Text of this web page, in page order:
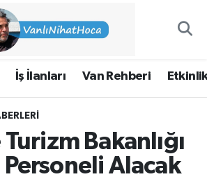
İş İlanları Van Rehberi
Bakanlığı
Alacak
Eczaneler
Durumu ve Fikstür